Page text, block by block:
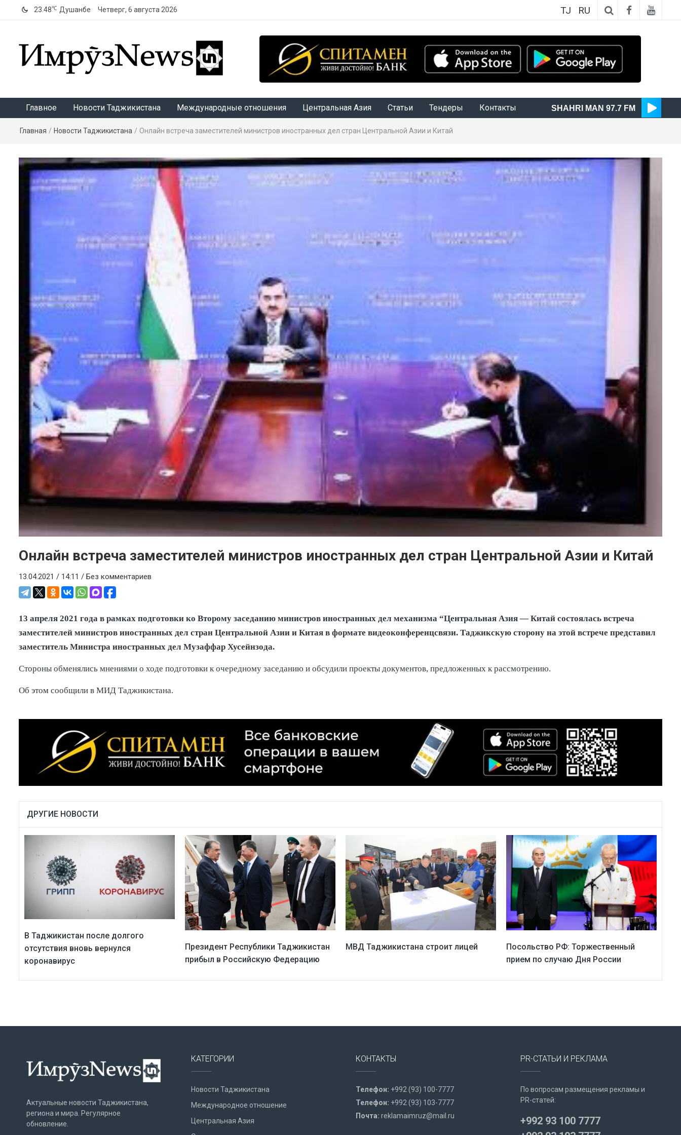
23.48℃ Душанбе Четверг, 6 августа 2026 TJ RU
Главное Новости Таджикистана Международные отношения Центральная Азия Статьи Тендеры Контакты SHAHRI MAN 97.7 FM
Главная / Новости Таджикистана / Онлайн встреча заместителей министров иностранных дел стран Центральной Азии и Китай
Онлайн встреча заместителей министров иностранных дел стран Центральной Азии и Китай
13.04.2021 / 14:11 / Без комментариев
13 апреля 2021 года в рамках подготовки ко Второму заседанию министров иностранных дел механизма “Центральная Азия — Китай состоялась встреча
заместителей министров иностранных дел стран Центральной Азии и Китая в формате видеоконференцсвязи. Таджикскую сторону на этой встрече представил
заместитель Министра иностранных дел Музаффар Хусейнзода.
Стороны обменялись мнениями о ходе подготовки к очередному заседанию и обсудили проекты документов, предложенных к рассмотрению.
Об этом сообщили в МИД Таджикистана.
ДРУГИЕ НОВОСТИ
В Таджикистан после долгого
отсутствия вновь вернулся
коронавирус
Президент Республики Таджикистан
прибыл в Российскую Федерацию
МВД Таджикистана строит лицей
Посольство РФ: Торжественный
прием по случаю Дня России
Актуальные новости Таджикистана,
региона и мира. Регулярное
обновление.
КАТЕГОРИИ
Новости Таджикистана
Международное отношение
Центральная Азия
КОНТАКТЫ
Телефон: +992 (93) 100-7777
Телефон: +992 (93) 103-7777
Почта: reklamaimruz@mail.ru
PR-СТАТЬИ И РЕКЛАМА
По вопросам размещения рекламы и
PR-статей:
+992 93 100 7777